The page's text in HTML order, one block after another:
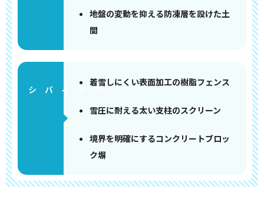
地盤の変動を抑える防凍層を設けた土
間
着雪しにくい表面加工の樹脂フェンス
雪圧に耐える太い支柱のスクリーン
境界を明確にするコンクリートブロッ
ク塀